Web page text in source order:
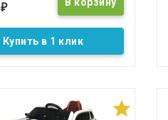
₽
Купить в 1 клик
